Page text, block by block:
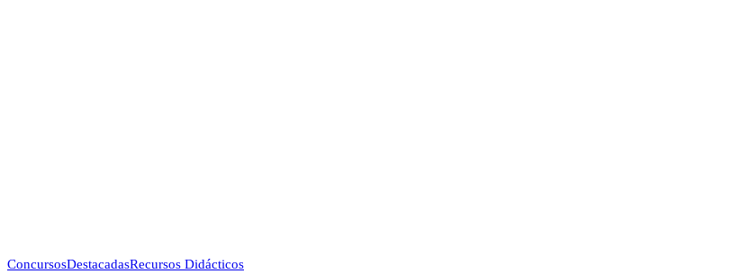
ConcursosDestacadasRecursos Didácticos